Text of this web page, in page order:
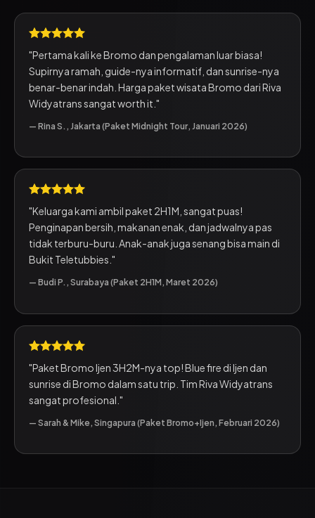
"Pertama kali ke Bromo dan pengalaman luar biasa!
Supirnya ramah, guide-nya informatif, dan sunrise-nya
benar-benar indah. Harga paket wisata Bromo dari Riva
Widyatrans sangat worth it."
— Rina S., Jakarta (Paket Midnight Tour, Januari 2026)
"Keluarga kami ambil paket 2H1M, sangat puas!
Penginapan bersih, makanan enak, dan jadwalnya pas
tidak terburu-buru. Anak-anak juga senang bisa main di
Bukit Teletubbies."
— Budi P., Surabaya (Paket 2H1M, Maret 2026)
"Paket Bromo Ijen 3H2M-nya top! Blue fire di Ijen dan
sunrise di Bromo dalam satu trip. Tim Riva Widyatrans
sangat profesional."
— Sarah & Mike, Singapura (Paket Bromo+Ijen, Februari 2026)